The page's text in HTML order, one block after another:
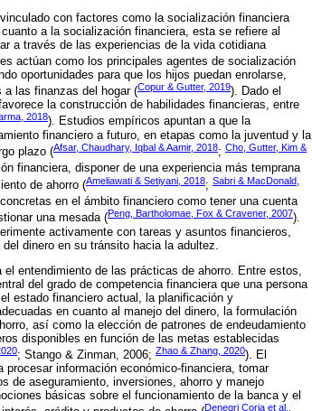
con factores como la socialización financiera
a la socialización financiera, esta se refiere al
a través de las experiencias de la vida cotidiana
actúan como los principales agentes de socialización
oportunidades para que los hijos puedan enrolarse,
las finanzas del hogar (Copur & Gutter, 2019). Dado el
la construcción de habilidades financieras, entre
2018). Estudios empíricos apuntan a que la
financiero a futuro, en etapas como la juventud y la
plazo (Afsar, Chaudhary, Iqbal & Aamir, 2018; Cho, Gutter, Kim &
financiera, disponer de una experiencia más temprana
de ahorro (Ameliawati & Setiyani, 2018; Sabri & MacDonald,
en el ámbito financiero como tener una cuenta
una mesada (Peng, Bartholomae, Fox & Cravener, 2007).
activamente con tareas y asuntos financieros,
dinero en su tránsito hacia la adultez.
entendimiento de las prácticas de ahorro. Entre estos,
del grado de competencia financiera que una persona
estado financiero actual, la planificación y
en cuanto al manejo del dinero, la formulación
así como la elección de patrones de endeudamiento
disponibles en función de las metas establecidas
; Stango & Zinman, 2006; Zhao & Zhang, 2020). El
información económico-financiera, tomar
de aseguramiento, inversiones, ahorro y manejo
básicas sobre el funcionamiento de la banca y el
Denegri Coria et al.,